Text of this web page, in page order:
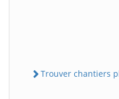
Trouver chantiers